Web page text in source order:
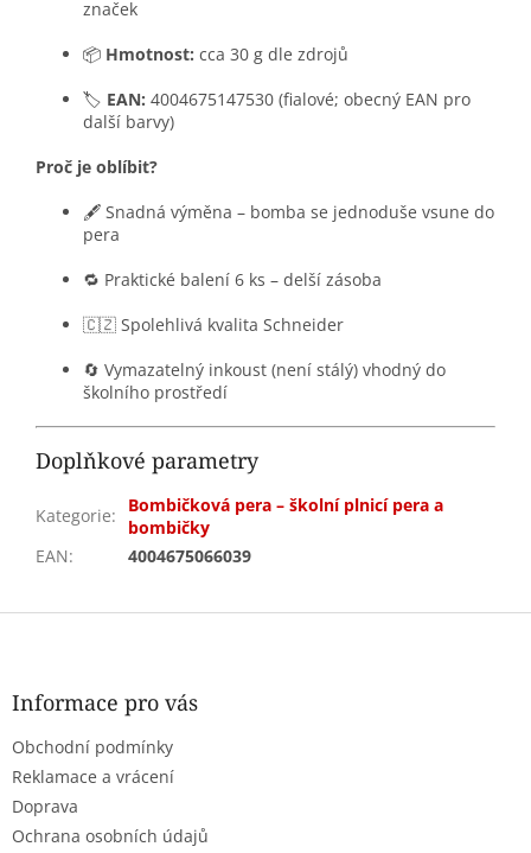
značek
📦 Hmotnost: cca 30 g dle zdrojů
🏷️ EAN: 4004675147530 (fialové; obecný EAN pro
další barvy)
Proč je oblíbit?
🖋️ Snadná výměna – bomba se jednoduše vsune do
pera
🔁 Praktické balení 6 ks – delší zásoba
🇨🇿 Spolehlivá kvalita Schneider
🔄 Vymazatelný inkoust (není stálý) vhodný do
školního prostředí
Doplňkové parametry
Kategorie:
Bombičková pera – školní plnicí pera a
bombičky
EAN: 4004675066039
Z
Informace pro vás
Obchodní podmínky
Reklamace a vrácení
Doprava
Ochrana osobních údajů